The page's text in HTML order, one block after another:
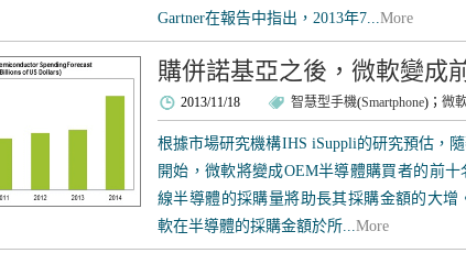
Gartner在報告中指出，2013年7...More
購併諾基亞之後，微軟變成
2013/11/18 智慧型手機(Smartphone)； 微
根據市場研究機構IHS iSuppli的研究預估，
開始，微軟將變成OEM半導體購買者的前
線半導體的採購量將助長其採購金額的大增
軟在半導體的採購金額於所...More